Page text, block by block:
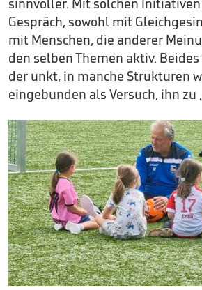
Gespräch, sowohl mit
mit Menschen, die anderer
den selben Themen aktiv.
der unkt, in manche Strukturen
eingebunden als Versuch, ihn zu